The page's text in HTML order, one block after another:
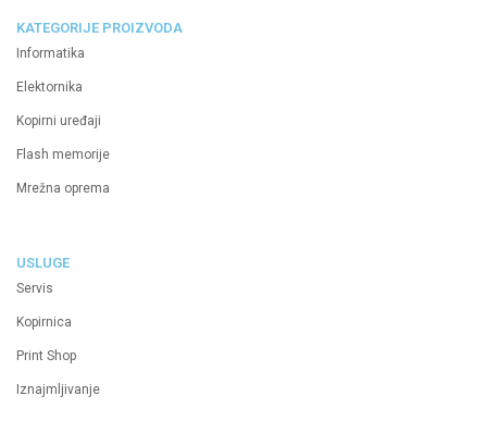
KATEGORIJE PROIZVODA
Informatika
Elektornika
Kopirni uređaji
Flash memorije
Mrežna oprema
USLUGE
Servis
Kopirnica
Print Shop
Iznajmljivanje